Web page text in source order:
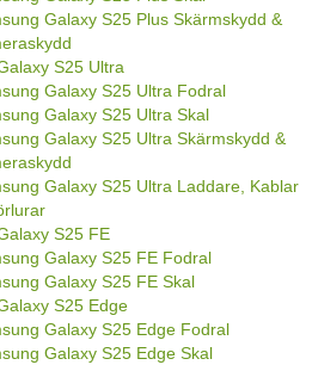
Galaxy S25 Plus Skärmskydd &
S25 Ultra
Galaxy S25 Ultra Fodral
Galaxy S25 Ultra Skal
Galaxy S25 Ultra Skärmskydd &
Galaxy S25 Ultra Laddare, Kablar
S25 FE
Galaxy S25 FE Fodral
Galaxy S25 FE Skal
S25 Edge
Galaxy S25 Edge Fodral
Galaxy S25 Edge Skal